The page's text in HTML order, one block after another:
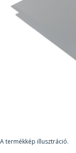
A termékkép illusztráció.